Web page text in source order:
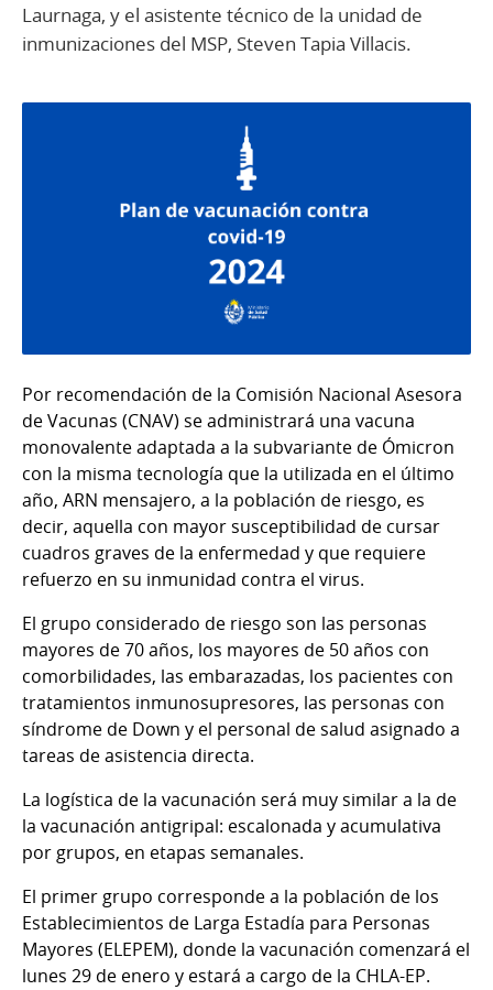
Laurnaga, y el asistente técnico de la unidad de
inmunizaciones del MSP, Steven Tapia Villacis.
Por recomendación de la Comisión Nacional Asesora
de Vacunas (CNAV) se administrará una vacuna
monovalente adaptada a la subvariante de Ómicron
con la misma tecnología que la utilizada en el último
año, ARN mensajero, a la población de riesgo, es
decir, aquella con mayor susceptibilidad de cursar
cuadros graves de la enfermedad y que requiere
refuerzo en su inmunidad contra el virus.
El grupo considerado de riesgo son las personas
mayores de 70 años, los mayores de 50 años con
comorbilidades, las embarazadas, los pacientes con
tratamientos inmunosupresores, las personas con
síndrome de Down y el personal de salud asignado a
tareas de asistencia directa.
La logística de la vacunación será muy similar a la de
la vacunación antigripal: escalonada y acumulativa
por grupos, en etapas semanales.
El primer grupo corresponde a la población de los
Establecimientos de Larga Estadía para Personas
Mayores (ELEPEM), donde la vacunación comenzará el
lunes 29 de enero y estará a cargo de la CHLA-EP.